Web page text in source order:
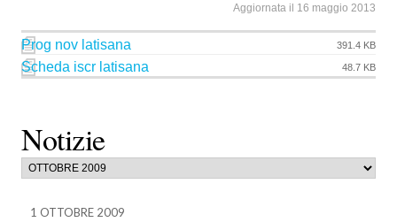
Notizie
1 OTTOBRE 2009
Aggiornata il 16 maggio 2013
Prog nov latisana 391.4 KB
Scheda iscr latisana 48.7 KB